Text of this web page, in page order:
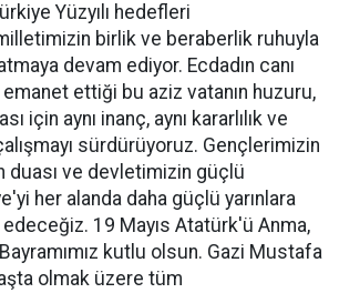
Yüzyılı hedefleri
birlik ve beraberlik ruhuyla
devam ediyor. Ecdadın canı
emanet ettiği bu aziz vatanın huzuru,
için aynı inanç, aynı kararlılık ve
sürdürüyoruz. Gençlerimizin
duası ve devletimizin güçlü
her alanda daha güçlü yarınlara
19 Mayıs Atatürk'ü Anma,
kutlu olsun. Gazi Mustafa
olmak üzere tüm